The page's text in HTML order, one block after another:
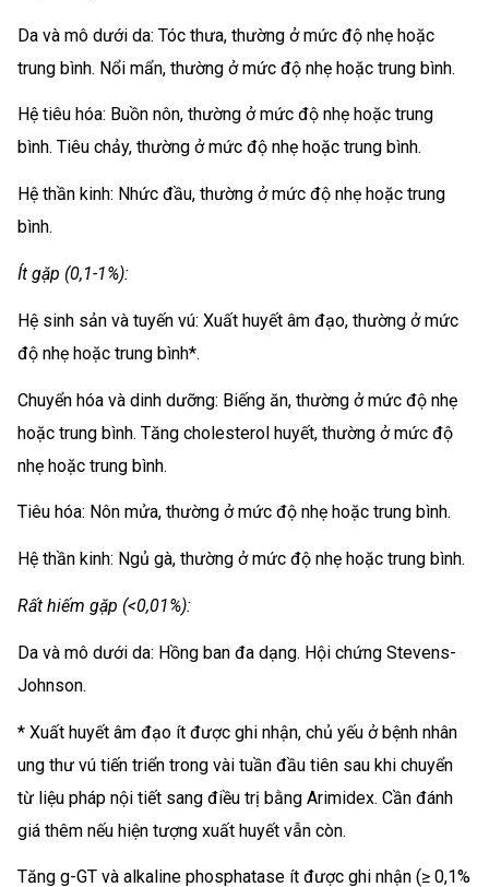
Da và mô dưới da: Tóc thưa, thường ở mức độ nhẹ hoặc
trung bình. Nổi mẩn, thường ở mức độ nhẹ hoặc trung bình.
Hệ tiêu hóa: Buồn nôn, thường ở mức độ nhẹ hoặc trung
bình. Tiêu chảy, thường ở mức độ nhẹ hoặc trung bình.
Hệ thần kinh: Nhức đầu, thường ở mức độ nhẹ hoặc trung
bình.
Ít gặp (0,1-1%):
Hệ sinh sản và tuyến vú: Xuất huyết âm đạo, thường ở mức
độ nhẹ hoặc trung bình*.
Chuyển hóa và dinh dưỡng: Biếng ăn, thường ở mức độ nhẹ
hoặc trung bình. Tăng cholesterol huyết, thường ở mức độ
nhẹ hoặc trung bình.
Tiêu hóa: Nôn mửa, thường ở mức độ nhẹ hoặc trung bình.
Hệ thần kinh: Ngủ gà, thường ở mức độ nhẹ hoặc trung bình.
Rất hiếm gặp (<0,01%):
Da và mô dưới da: Hồng ban đa dạng. Hội chứng Stevens-
Johnson.
* Xuất huyết âm đạo ít được ghi nhận, chủ yếu ở bệnh nhân
ung thư vú tiến triển trong vài tuần đầu tiên sau khi chuyển
từ liệu pháp nội tiết sang điều trị bằng Arimidex. Cần đánh
giá thêm nếu hiện tượng xuất huyết vẫn còn.
Tăng g-GT và alkaline phosphatase ít được ghi nhận (≥ 0,1%